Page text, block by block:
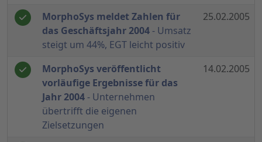
MorphoSys meldet Zahlen für
das Geschäftsjahr 2004 - Umsatz
steigt um 44%, EGT leicht positiv
25.02.2005
MorphoSys veröffentlicht
vorläufige Ergebnisse für das
Jahr 2004- Unternehmen
übertrifft die eigenen
Zielsetzungen
14.02.2005